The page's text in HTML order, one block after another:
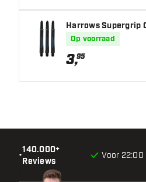
Harrows Supergrip
Op voorraad
3,95
•
140.000+
Reviews
Voor